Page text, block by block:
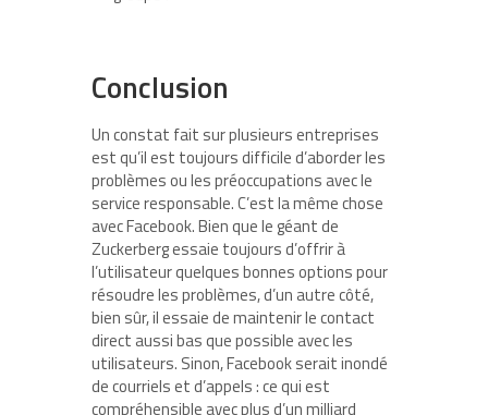
Conclusion
Un constat fait sur plusieurs entreprises
est qu’il est toujours difficile d’aborder les
problèmes ou les préoccupations avec le
service responsable. C’est la même chose
avec Facebook. Bien que le géant de
Zuckerberg essaie toujours d’offrir à
l’utilisateur quelques bonnes options pour
résoudre les problèmes, d’un autre côté,
bien sûr, il essaie de maintenir le contact
direct aussi bas que possible avec les
utilisateurs. Sinon, Facebook serait inondé
de courriels et d’appels : ce qui est
compréhensible avec plus d’un milliard